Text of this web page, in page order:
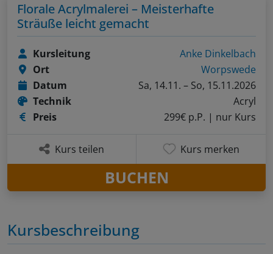
Kursbeschreibung
Florale Acrylmalerei – Meisterhafte
Sträuße leicht gemacht
Kursleitung
Anke Dinkelbach
Ort
Worpswede
Datum
Sa, 14.11. – So, 15.11.2026
Technik
Acryl
Preis
299€ p.P. | nur Kurs
Kurs teilen Kurs merken
BUCHEN